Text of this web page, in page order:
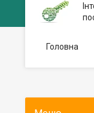
Головна